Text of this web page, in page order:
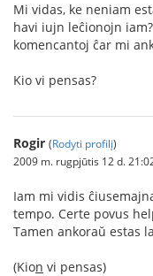
Mi vidas, ke neniam
havi iujn leĉionojn
komencantoj ĉar mi
Kio vi pensas?
Rogir (Rodyti profilį)
2009 m. rugpjūtis 12 d.
Iam mi vidis
tempo. Certe povus
Tamen ankoraŭ estas
(Kion vi pensas)